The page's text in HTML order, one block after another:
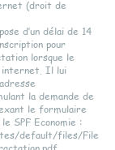
(droit de
d’un délai de 14
pour
lorsque le
internet. Il lui
la demande de
le formulaire
SPF Economie :
default/files/File